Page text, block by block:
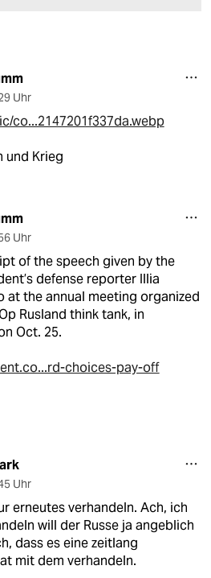
Uhr
co...2147201f337da.webp
und Krieg
Uhr
of the speech given by the
defense reporter Illia
at the annual meeting organized
Rusland think tank, in
Oct. 25.
choices-pay-off
Uhr
erneutes verhandeln. Ach, ich
will der Russe ja angeblich
dass es eine zeitlang
mit dem verhandeln.